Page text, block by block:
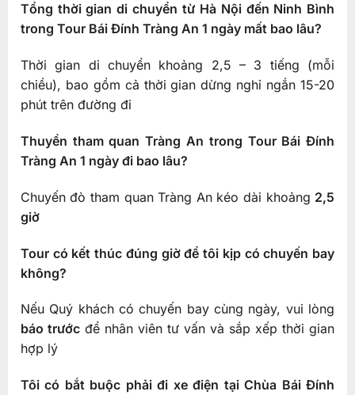
Tổng thời gian di chuyển từ Hà Nội đến Ninh Bình
trong Tour Bái Đính Tràng An 1 ngày mất bao lâu?
Thời gian di chuyển khoảng 2,5 – 3 tiếng (mỗi
chiều), bao gồm cả thời gian dừng nghỉ ngắn 15-20
phút trên đường đi
Thuyền tham quan Tràng An trong Tour Bái Đính
Tràng An 1 ngày đi bao lâu?
Chuyến đò tham quan Tràng An kéo dài khoảng 2,5
giờ
Tour có kết thúc đúng giờ để tôi kịp có chuyến bay
không?
Nếu Quý khách có chuyến bay cùng ngày, vui lòng
báo trướcđể nhân viên tư vấn và sắp xếp thời gian
hợp lý
Tôi có bắt buộc phải đi xe điện tại Chùa Bái Đính